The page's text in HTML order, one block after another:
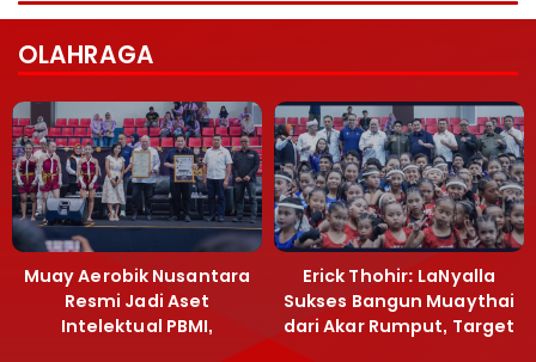
OLAHRAGA
Muay Aerobik Nusantara
Resmi Jadi Aset
Intelektual PBMI,
Erick Thohir: LaNyalla
Sukses Bangun Muaythai
dari Akar Rumput, Target